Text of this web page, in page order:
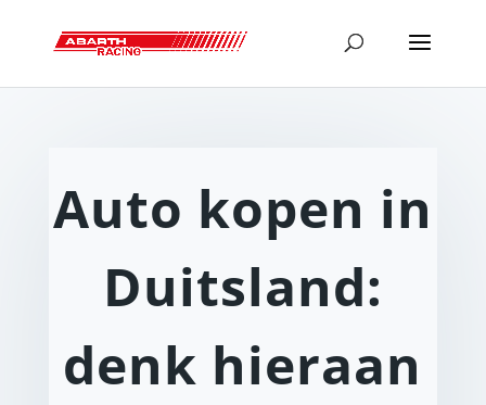
Auto kopen in
Duitsland:
denk hieraan